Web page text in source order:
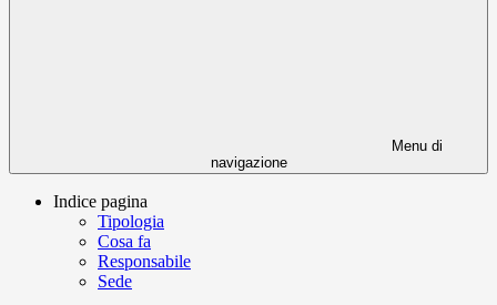
Menu di
navigazione
Indice pagina
Tipologia
Cosa fa
Responsabile
Sede